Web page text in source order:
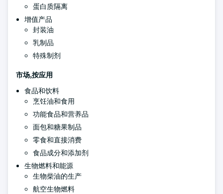
蛋白质隔离
增值产品
封装油
乳制品
特殊制剂
市场,按应用
食品和饮料
烹饪油和食用
功能食品和营养品
面包和糖果制品
零食和直接消费
食品成分和添加剂
生物燃料和能源
生物柴油的生产
航空生物燃料